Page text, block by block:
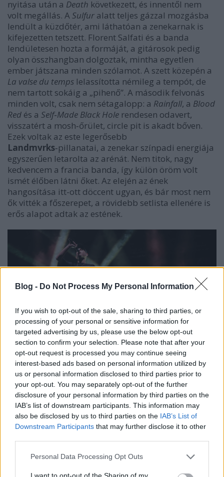
Blog - Do Not Process My Personal Information
If you wish to opt-out of the sale, sharing to third parties, or
processing of your personal or sensitive information for
targeted advertising by us, please use the below opt-out
section to confirm your selection. Please note that after your
opt-out request is processed you may continue seeing
interest-based ads based on personal information utilized by
us or personal information disclosed to third parties prior to
your opt-out. You may separately opt-out of the further
disclosure of your personal information by third parties on the
IAB’s list of downstream participants. This information may
also be disclosed by us to third parties on the IAB’s List of
Downstream Participants that may further disclose it to other
Please note that this website/app uses one or more Google
not limited to your visit or usage behaviour. You may click to
Personal Data Processing Opt Outs
I want to opt-out of the Sharing of my
nyitása után a Death következett, és innentől nem
volt megállás. A Sulfur alatt teljes gázzal mozgásba
lendült a küzdőtér, ami láthatóan a zenekarnak is
kifejezetten tetszett. Florent Salfati és a banda
lendületesen hozta a formáját, a gitárosok pedig
olyan összhangban dolgoztak, mintha egyetlen
ember játszana minden szólamot. A szett közepén a
La valse du temps lelassította némileg a tempót, de
nem tartott sokáig a „pihenő”. A második felvonás
minden volt, csak nem sétagalopp: a Rainfall, a Blood
Red és a Self‑Made Black Hole rendesen odavert,
visszatért a mosh‑őrület, circle pit is akadt bőven.
Ezek voltak az este legerősebb
Landmvrks‑pillanatai, a zenekar színpadi energiája
egyszerűen letarolta az arénát. Nem titok, nagy
kedvencem a francia banda, így külön öröm volt
ismét élőben látni őket. Az elején az ének
hangosítása itt-ott döccent ugyan, és bár most nem
ők vitték a főszerepet, a rövidebb setlista ellenére is
erős alapot adtak az estének.
A brightoniArchitectselképesztően hosszú utat tett
meg azóta, hogy sok évvel ezelőtt előzenekarként
láttam őket. Mára teljesen más szinten működnek, és
amit a koncertjeikbe belepakolnak, az minden
szempontból impozáns. A brit kvartett nemrég
ünnepelte fennállásának 20. évfordulóját, ennek
megfelelően egy közel húsz dalból álló, greatest